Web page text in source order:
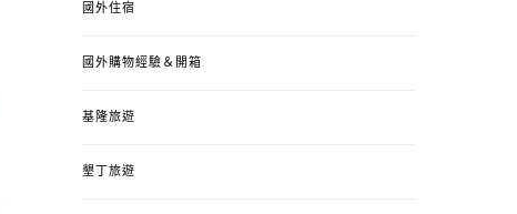
國外住宿
國外購物經驗＆開箱
基隆旅遊
墾丁旅遊